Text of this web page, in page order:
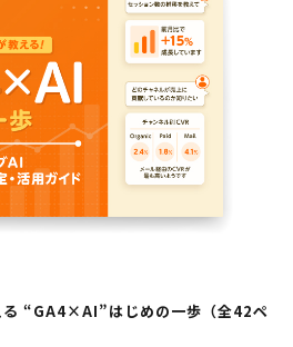
る “GA4×AI”はじめの一歩（全42ペ